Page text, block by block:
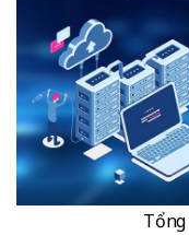
Tổng